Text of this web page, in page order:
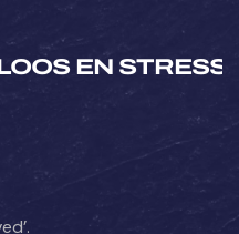
EN